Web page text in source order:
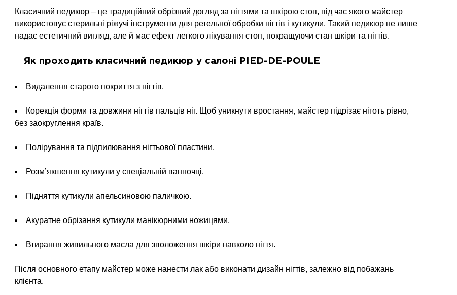
Класичний педикюр – це традиційний обрізний догляд за нігтями та шкірою стоп, під час якого майстер
використовує стерильні ріжучі інструменти для ретельної обробки нігтів і кутикули. Такий педикюр не лише
надає естетичний вигляд, але й має ефект легкого лікування стоп, покращуючи стан шкіри та нігтів.
Як проходить класичний педикюр у салоні PIED-DE-POULE
Видалення старого покриття з нігтів.
Корекція форми та довжини нігтів пальців ніг. Щоб уникнути вростання, майстер підрізає ніготь рівно,
без заокруглення країв.
Полірування та підпилювання нігтьової пластини.
Розм’якшення кутикули у спеціальній ванночці.
Підняття кутикули апельсиновою паличкою.
Акуратне обрізання кутикули манікюрними ножицями.
Втирання живильного масла для зволоження шкіри навколо нігтя.
Після основного етапу майстер може нанести лак або виконати дизайн нігтів, залежно від побажань
клієнта.